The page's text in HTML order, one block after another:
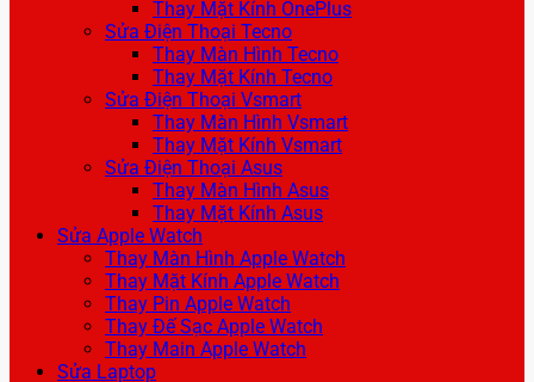
Thay Mặt Kính OnePlus
Sửa Điện Thoại Tecno
Thay Màn Hình Tecno
Thay Mặt Kính Tecno
Sửa Điện Thoại Vsmart
Thay Màn Hình Vsmart
Thay Mặt Kính Vsmart
Sửa Điện Thoại Asus
Thay Màn Hình Asus
Thay Mặt Kính Asus
Sửa Apple Watch
Thay Màn Hình Apple Watch
Thay Mặt Kính Apple Watch
Thay Pin Apple Watch
Thay Đế Sạc Apple Watch
Thay Main Apple Watch
Sửa Laptop